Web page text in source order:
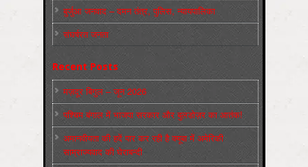
बुर्जुआ जनवाद – दमन तंत्र, पुलिस, न्‍यायपालिका
संघर्षरत जनता
Recent Posts
मज़दूर बिगुल – जून 2026
पश्चिम बंगाल में भाजपा सरकार और बुलडोज़र का आतंक!
अमानवीयता की हदें पार कर रही है क्यूबा में अमेरिकी
साम्राज्यवाद की घेराबन्दी